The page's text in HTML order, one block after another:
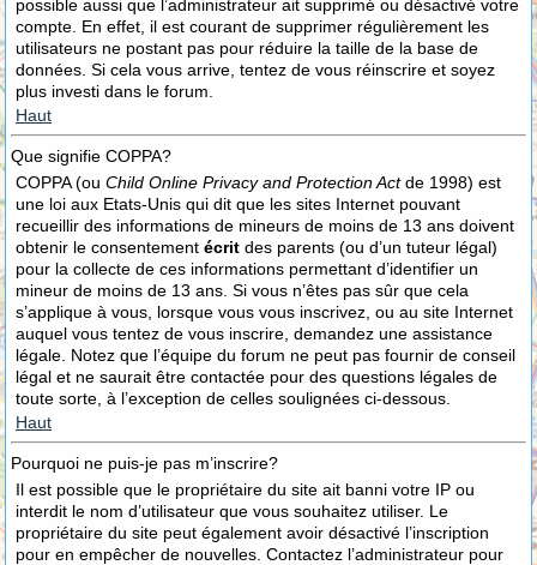
possible aussi que l’administrateur ait supprimé ou désactivé votre
compte. En effet, il est courant de supprimer régulièrement les
utilisateurs ne postant pas pour réduire la taille de la base de
données. Si cela vous arrive, tentez de vous réinscrire et soyez
plus investi dans le forum.
Haut
Que signifie COPPA?
COPPA (ou Child Online Privacy and Protection Actde 1998) est
une loi aux Etats-Unis qui dit que les sites Internet pouvant
recueillir des informations de mineurs de moins de 13 ans doivent
obtenir le consentement écrit des parents (ou d’un tuteur légal)
pour la collecte de ces informations permettant d’identifier un
mineur de moins de 13 ans. Si vous n’êtes pas sûr que cela
s’applique à vous, lorsque vous vous inscrivez, ou au site Internet
auquel vous tentez de vous inscrire, demandez une assistance
légale. Notez que l’équipe du forum ne peut pas fournir de conseil
légal et ne saurait être contactée pour des questions légales de
toute sorte, à l’exception de celles soulignées ci-dessous.
Haut
Pourquoi ne puis-je pas m’inscrire?
Il est possible que le propriétaire du site ait banni votre IP ou
interdit le nom d’utilisateur que vous souhaitez utiliser. Le
propriétaire du site peut également avoir désactivé l’inscription
pour en empêcher de nouvelles. Contactez l’administrateur pour